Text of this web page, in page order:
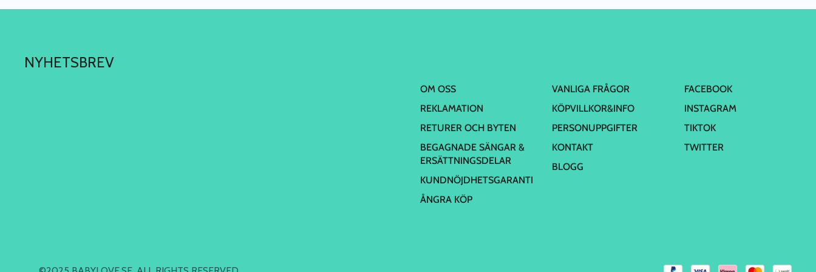
NYHETSBREV
OM OSS
REKLAMATION
RETURER OCH BYTEN
BEGAGNADE SÄNGAR &
ERSÄTTNINGSDELAR
KUNDNÖJDHETSGARANTI
ÅNGRA KÖP
VANLIGA FRÅGOR
KÖPVILLKOR&INFO
PERSONUPPGIFTER
KONTAKT
BLOGG
FACEBOOK
INSTAGRAM
TIKTOK
TWITTER